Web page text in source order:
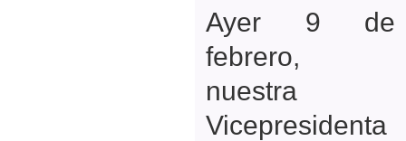
Ayer 9 de
febrero,
nuestra
Vicepresidenta